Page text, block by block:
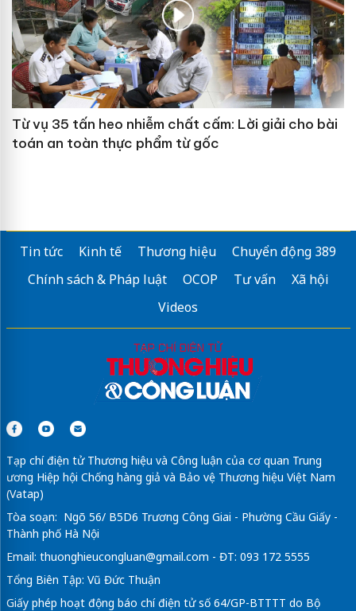
Từ vụ 35 tấn heo nhiễm chất cấm: Lời giải cho bài
toán an toàn thực phẩm từ gốc
Tin tức Kinh tế Thương hiệu
Chuyển động 389
Chính sách & Pháp luật
OCOP Tư vấn
Xã hội
Videos
Tạp chí điện tử Thương hiệu và Công luận của cơ quan Trung
ương Hiệp hội Chống hàng giả và Bảo vệ Thương hiệu Việt Nam
(Vatap)
Tòa soạn: Ngõ 56/ B5D6 Trương Công Giai - Phường Cầu Giấy -
Thành phố Hà Nội
Email: thuonghieucongluan@gmail.com - ĐT: 093 172 5555
Tổng Biên Tập: Vũ Đức Thuận
Giấy phép hoạt động báo chí điện tử số 64/GP-BTTTT do Bộ